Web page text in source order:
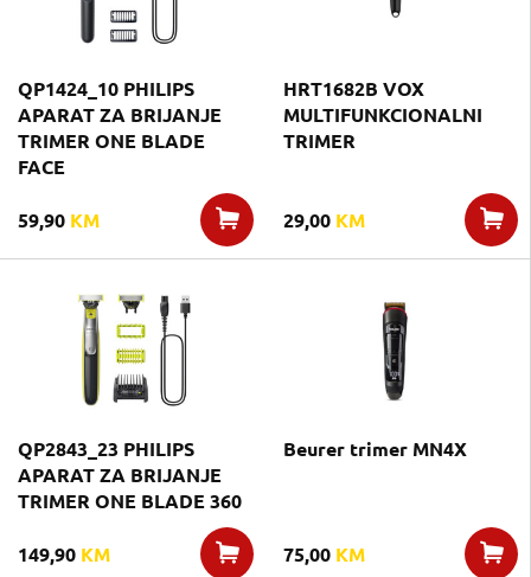
QP1424_10 PHILIPS
APARAT ZA BRIJANJE
TRIMER ONE BLADE
FACE
59,90 KM
HRT1682B VOX
MULTIFUNKCIONALNI
TRIMER
29,00 KM
QP2843_23 PHILIPS
APARAT ZA BRIJANJE
TRIMER ONE BLADE 360
149,90 KM
Beurer trimer MN4X
75,00 KM